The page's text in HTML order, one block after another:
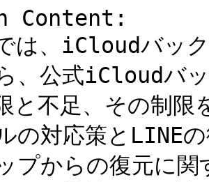
Content:
は、iCloudバッ
、公式iCloudバ
と不足、その制限
の対応策とLINE
プからの復元に